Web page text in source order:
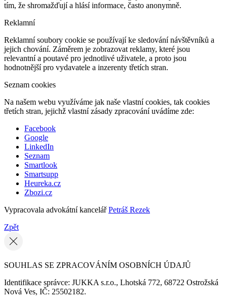
tím, že shromažďují a hlásí informace, často anonymně.
Reklamní
Reklamní soubory cookie se používají ke sledování návštěvníků a
jejich chování. Záměrem je zobrazovat reklamy, které jsou
relevantní a poutavé pro jednotlivé uživatele, a proto jsou
hodnotnější pro vydavatele a inzerenty třetích stran.
Seznam cookies
Na našem webu využíváme jak naše vlastní cookies, tak cookies
třetích stran, jejichž vlastní zásady zpracování uvádíme zde:
Facebook
Google
LinkedIn
Seznam
Smartlook
Smartsupp
Heureka.cz
Zbozi.cz
Vypracovala advokátní kancelářPetráš Rezek
Zpět
SOUHLAS SE ZPRACOVÁNÍM OSOBNÍCH ÚDAJŮ
Identifikace správce: JUKKA s.r.o., Lhotská 772, 68722 Ostrožská
Nová Ves, IČ: 25502182.